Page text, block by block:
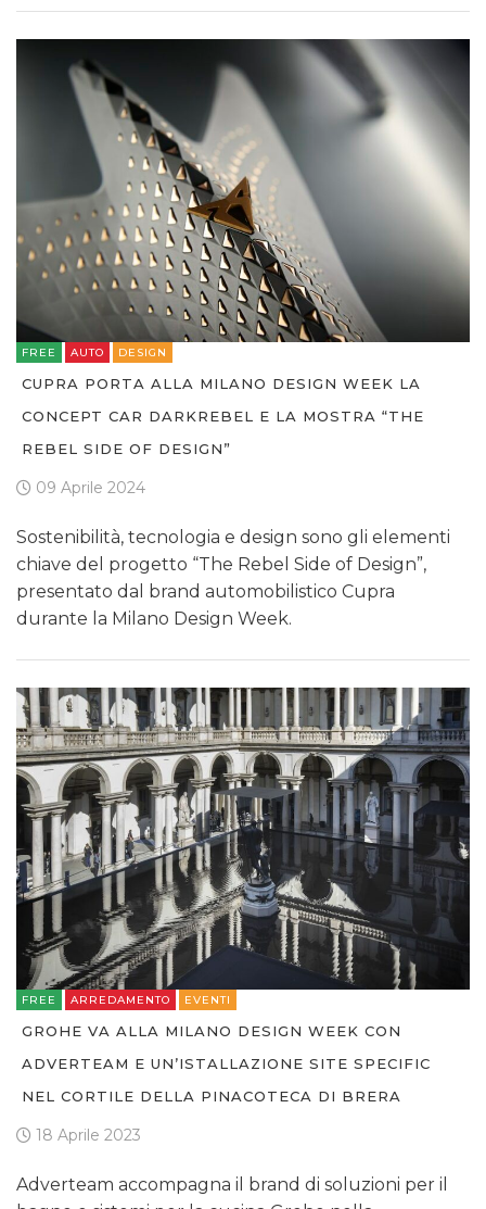
FREE AUTO DESIGN
CUPRA PORTA ALLA MILANO DESIGN WEEK LA
CONCEPT CAR DARKREBEL E LA MOSTRA “THE
REBEL SIDE OF DESIGN”
09 Aprile 2024
Sostenibilità, tecnologia e design sono gli elementi
chiave del progetto “The Rebel Side of Design”,
presentato dal brand automobilistico Cupra
durante la Milano Design Week.
FREE ARREDAMENTO EVENTI
GROHE VA ALLA MILANO DESIGN WEEK CON
ADVERTEAM E UN’ISTALLAZIONE SITE SPECIFIC
NEL CORTILE DELLA PINACOTECA DI BRERA
18 Aprile 2023
Adverteam accompagna il brand di soluzioni per il